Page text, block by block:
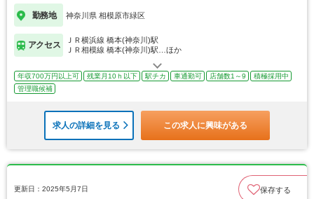
勤務地 神奈川県 相模原市緑区
アクセス
ＪＲ横浜線 橋本(神奈川)駅
ＪＲ相模線 橋本(神奈川)駅…ほか
年収700万円以上可 残業月10ｈ以下 駅チカ 車通勤可 店舗数1～9
積極採用中
管理職候補
求人の詳細を見る この求人に興味がある
更新日：2025年5月7日 保存する